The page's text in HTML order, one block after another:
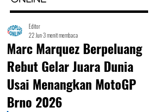
Marc Marquez Berpeluang
Rebut Gelar Juara Dunia
Usai Menangkan MotoGP
Brno 2026
Editor
22 Jun3 menit membaca